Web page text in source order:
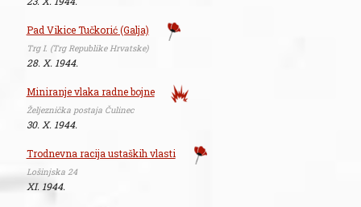
Pad Vikice Tučkorić (Galja)
Trg I. (Trg Republike Hrvatske)
28. X. 1944.
Miniranje vlaka radne bojne
Željeznička postaja Čulinec
30. X. 1944.
Trodnevna racija ustaških vlasti
Lošinjska 24
XI. 1944.